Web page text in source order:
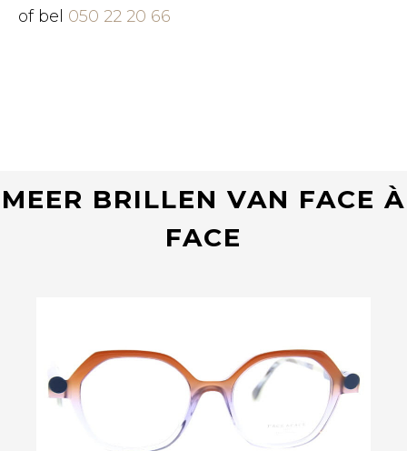
of bel 050 22 20 66
MEER BRILLEN VAN FACE À
FACE
Bekijk deze bril